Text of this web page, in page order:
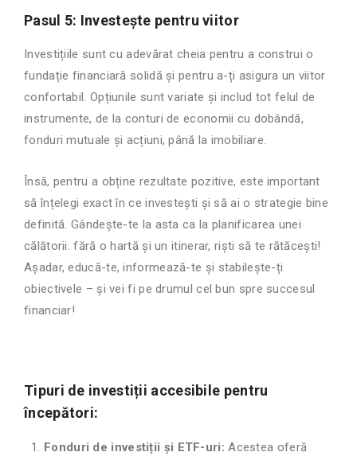
Pasul 5: Investește pentru viitor
Investițiile sunt cu adevărat cheia pentru a construi o
fundație financiară solidă și pentru a-ți asigura un viitor
confortabil. Opțiunile sunt variate și includ tot felul de
instrumente, de la conturi de economii cu dobândă,
fonduri mutuale și acțiuni, până la imobiliare.
Însă, pentru a obține rezultate pozitive, este important
să înțelegi exact în ce investești și să ai o strategie bine
definită. Gândește-te la asta ca la planificarea unei
călătorii: fără o hartă și un itinerar, riști să te rătăcești!
Așadar, educă-te, informează-te și stabilește-ți
obiectivele – și vei fi pe drumul cel bun spre succesul
financiar!
Tipuri de investiții accesibile pentru
începători:
Fonduri de investiții și ETF-uri: Acestea oferă